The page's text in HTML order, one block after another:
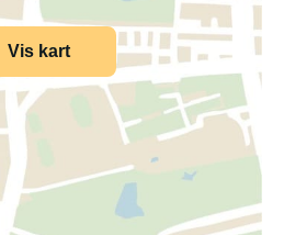
Vis kart